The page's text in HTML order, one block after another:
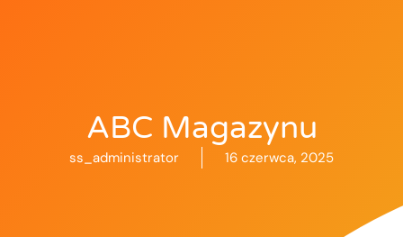
ABC Magazynu
ss_administrator 16 czerwca, 2025